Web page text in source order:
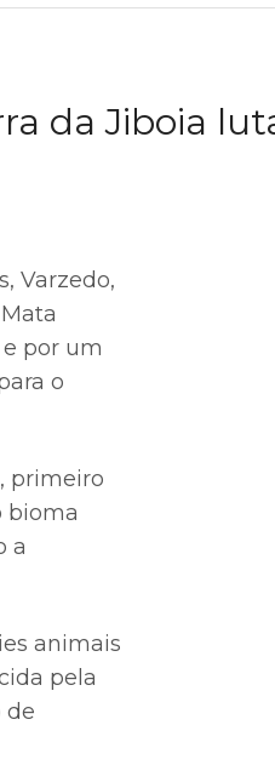
da Jiboia
Varzedo,
por um
o
primeiro
bioma
a
animais
pela
de